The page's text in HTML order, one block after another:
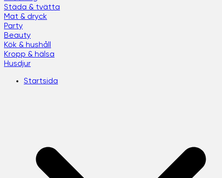
Städa & tvätta
Mat & dryck
Party
Beauty
Kök & hushåll
Kropp & hälsa
Husdjur
Startsida